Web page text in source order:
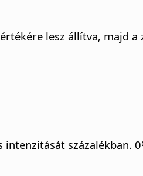
lesz állítva, majd
intenzitását százalékban.